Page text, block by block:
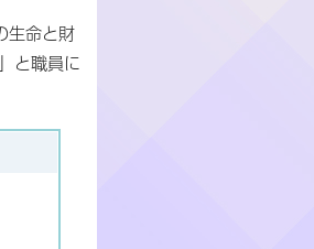
生命と財
と職員に